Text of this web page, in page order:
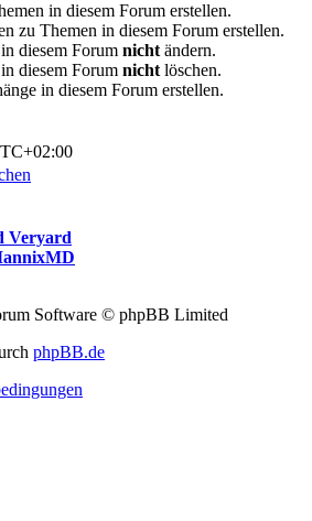
in diesem Forum erstellen.
zu Themen in diesem Forum erstellen.
diesem Forum nichtändern.
diesem Forum nichtlöschen.
in diesem Forum erstellen.
Veryard
Software © phpBB Limited
phpBB.de